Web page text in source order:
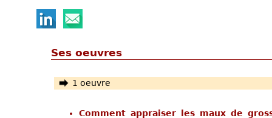
Ses oeuvres
1 oeuvre
Comment appraiser les maux de